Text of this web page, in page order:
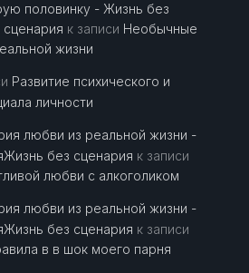
половинку - Жизнь без
к записи Необычные
жизни
Развитие психического и
личности
любви из реальной жизни -
без сценария к записи
любви с алкоголиком
любви из реальной жизни -
без сценария к записи
в в шок моего парня